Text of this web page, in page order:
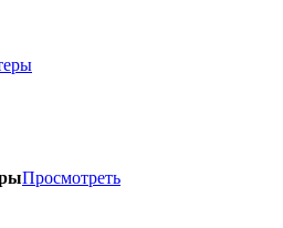
Просмотреть